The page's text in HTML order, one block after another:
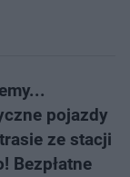
pojazdy
ze stacji
Bezpłatne